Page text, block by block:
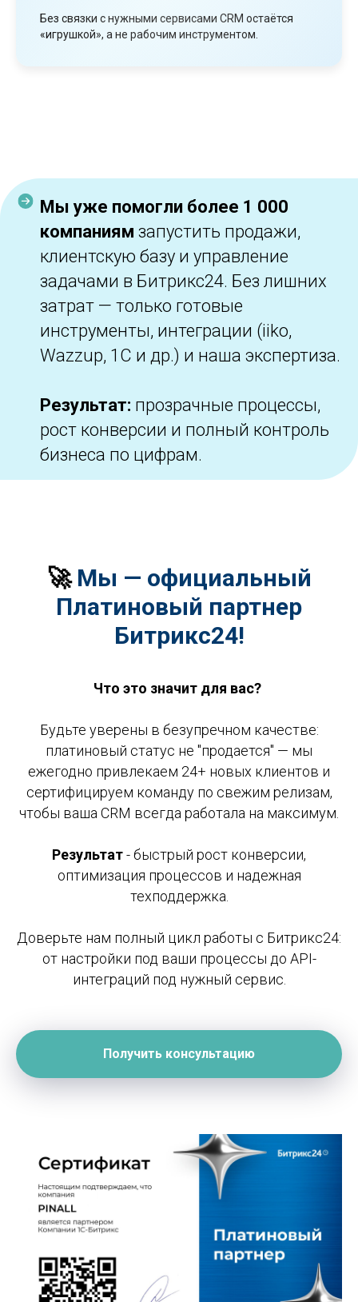
Без связки с нужными сервисами CRM остаётся
«игрушкой», а не рабочим инструментом.
Мы уже помогли более 1 000
компаниям запустить продажи,
клиентскую базу и управление
задачами в Битрикс24. Без лишних
затрат — только готовые
инструменты, интеграции (iiko,
Wazzup, 1C и др.) и наша экспертиза.
Результат: прозрачные процессы,
рост конверсии и полный контроль
бизнеса по цифрам.
🚀 Мы — официальный
Платиновый партнер
Битрикс24!
Что это значит для вас?
Будьте уверены в безупречном качестве:
платиновый статус не "продается" — мы
ежегодно привлекаем 24+ новых клиентов и
сертифицируем команду по свежим релизам,
чтобы ваша CRM всегда работала на максимум.
Результат- быстрый рост конверсии,
оптимизация процессов и надежная
техподдержка.
Доверьте нам полный цикл работы с Битрикс24:
от настройки под ваши процессы до API-
интеграций под нужный сервис.
Получить консультацию